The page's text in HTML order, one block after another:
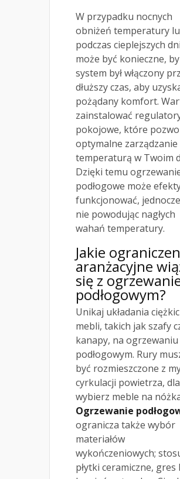
W przypadku nocnych
obniżeń temperatury
podczas cieplejszych
może być konieczne, by
system był włączony
dłuższy czas, aby
pożądany komfort.
zainstalować
pokojowe, które
optymalne zarządzanie
temperaturą w Twoim
Dzięki temu
podłogowe może
funkcjonować,
nie powodując nagłych
wahań temperatury.
Jakie
aranżacyjne
się z
podłogowym?
Unikaj układania
mebli, takich jak szafy
kanapy, na ogrzewaniu
podłogowym. Rury
być rozmieszczone z
cyrkulacji powietrza,
wybierz meble na
Ogrzewanie
ogranicza także wybór
materiałów
wykończeniowych;
płytki ceramiczne, gres